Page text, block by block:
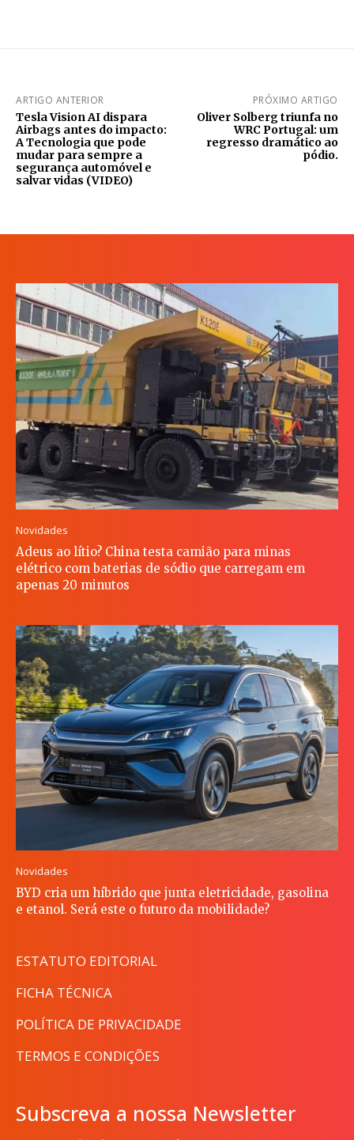
ARTIGO ANTERIOR
Tesla Vision AI dispara
Airbags antes do impacto:
A Tecnologia que pode
mudar para sempre a
segurança automóvel e
salvar vidas (VIDEO)
PRÓXIMO ARTIGO
Oliver Solberg triunfa no
WRC Portugal: um
regresso dramático ao
pódio.
Novidades
Adeus ao lítio? China testa camião para minas
elétrico com baterias de sódio que carregam em
apenas 20 minutos
Novidades
BYD cria um híbrido que junta eletricidade, gasolina
e etanol. Será este o futuro da mobilidade?
ESTATUTO EDITORIAL
FICHA TÉCNICA
POLÍTICA DE PRIVACIDADE
TERMOS E CONDIÇÕES
Subscreva a nossa Newsletter